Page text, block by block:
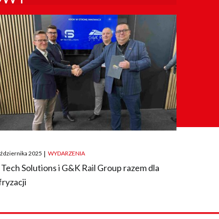
2025 | WYDARZENIA
Tech Solutions i G&K Rail Group razem dla